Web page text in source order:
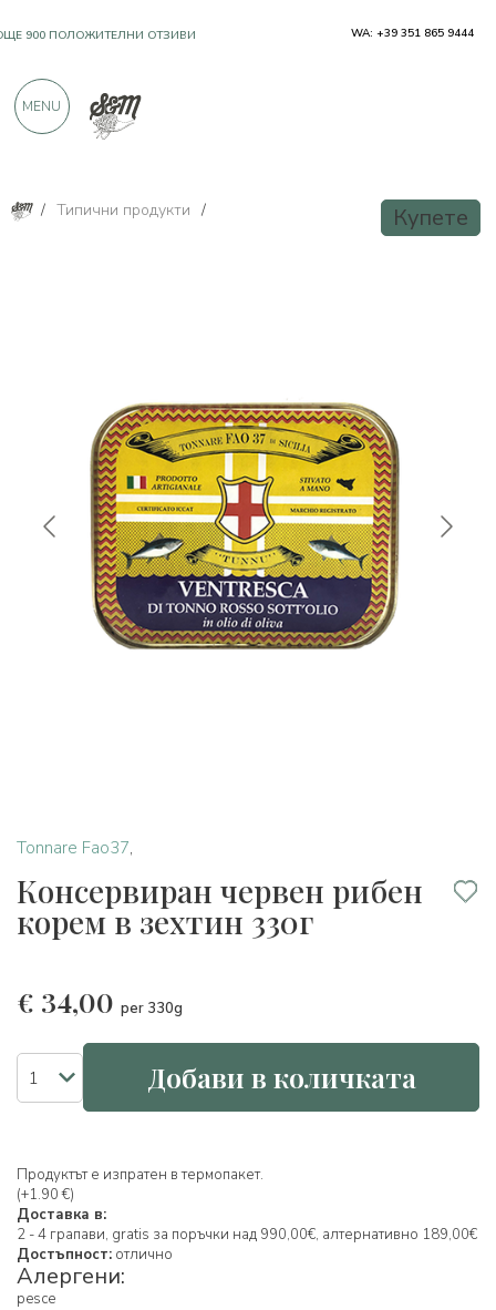
/ Типични продукти / Купете
Tonnare Fao37,
Консервиран червен рибен
корем в зехтин 330г
€ 34,00 per 330g
Добави в количката
Продуктът е изпратен в термопакет.
(+1.90 €)
Доставка в:
2 - 4 грапави, gratis за поръчки над 990,00€, алтернативно 189,00€
Достъпност: отлично
Алергени:
pesce
900 ПОЛОЖИТЕЛНИ ОТЗИВИ WA: +39 351 865 9444
MENU